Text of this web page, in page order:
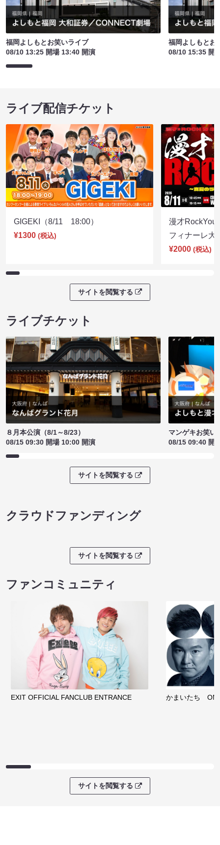
福岡よしもとお笑いライブ
08/10 13:25 開場 13:40 開演
福岡よしもとお
08/10 15:35 開
ライブ配信チケット
GIGEKI（8/11 18:00）
¥1300 (税込)
漫才RockYou
フィナーレ
¥2000 (税込)
サイトを閲覧する
ライブチケット
８月本公演（8/1～8/23）
08/15 09:30 開場 10:00 開演
マンゲキお笑い
08/15 09:40 開
サイトを閲覧する
クラウドファンディング
サイトを閲覧する
ファンコミュニティ
EXIT OFFICIAL FANCLUB ENTRANCE かまいたち
サイトを閲覧する